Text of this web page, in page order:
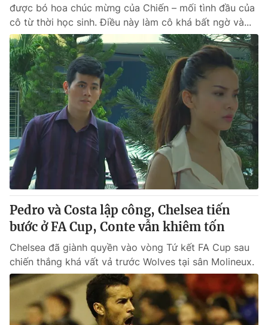
được bó hoa chúc mừng của Chiến – mối tình đầu của
cô từ thời học sinh. Điều này làm cô khá bất ngờ và...
Pedro và Costa lập công, Chelsea tiến
bước ở FA Cup, Conte vẫn khiêm tốn
Chelsea đã giành quyền vào vòng Tứ kết FA Cup sau
chiến thắng khá vất vả trước Wolves tại sân Molineux.